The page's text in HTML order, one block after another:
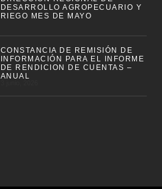
DESARROLLO AGROPECUARIO Y
RIEGO MES DE MAYO
CONSTANCIA DE REMISIÓN DE
INFORMACIÓN PARA EL INFORME
DE RENDICION DE CUENTAS –
ANUAL